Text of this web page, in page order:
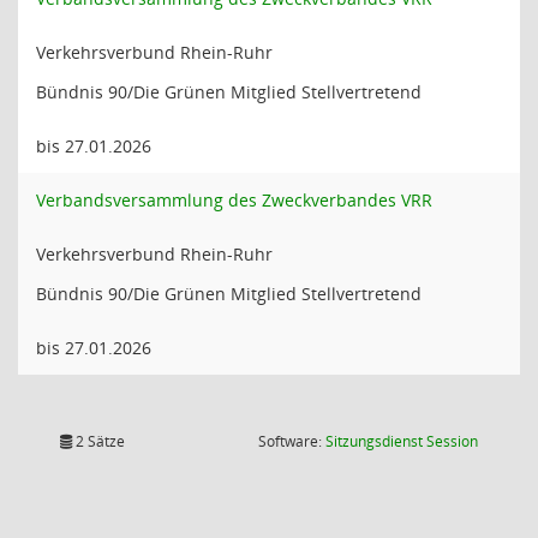
Verkehrsverbund Rhein-Ruhr
Bündnis 90/Die Grünen Mitglied Stellvertretend
bis 27.01.2026
Verbandsversammlung des Zweckverbandes VRR
Verkehrsverbund Rhein-Ruhr
Bündnis 90/Die Grünen Mitglied Stellvertretend
bis 27.01.2026
2 Sätze Software:SitzungsdienstSession(Wird in